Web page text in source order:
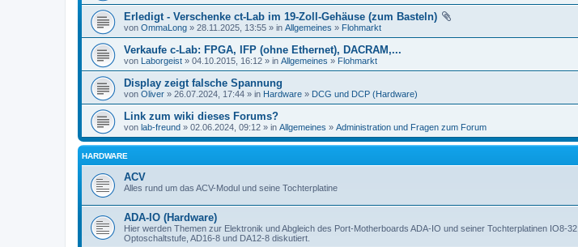
Erledigt - Verschenke ct-Lab im 19-Zoll-Gehäuse (zum Basteln)
von OmmaLong » 28.11.2025, 13:55 » in Allgemeines » Flohmarkt
Verkaufe c-Lab: FPGA, IFP (ohne Ethernet), DACRAM,...
von Laborgeist » 04.10.2015, 16:12 » in Allgemeines » Flohmarkt
Display zeigt falsche Spannung
von Oliver » 26.07.2024, 17:44 » in Hardware » DCG und DCP (Hardware)
Link zum wiki dieses Forums?
von lab-freund » 02.06.2024, 09:12 » in Allgemeines » Administration und Fragen zum Forum
HARDWARE
ACV
Alles rund um das ACV-Modul und seine Tochterplatine
ADA-IO (Hardware)
Hier werden Themen zur Elektronik und Abgleich des Port-Motherboards ADA-IO und seiner Tochterplatinen IO8-32,
Optoschaltstufe, AD16-8 und DA12-8 diskutiert.